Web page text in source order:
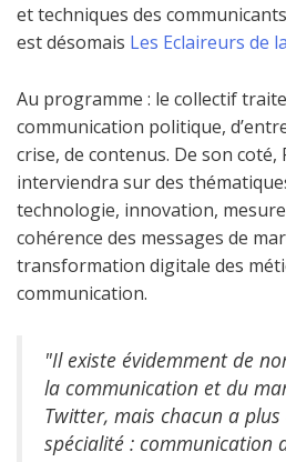
et techniques des
est désomais Les Eclaireurs de
Au programme : le collectif
communication politique,
crise, de contenus. De son coté,
interviendra sur des
technologie, innovation,
cohérence des messages de
transformation digitale des
communication.
"Il existe évidemment de
la communication et du
Twitter, mais chacun a
spécialité : communication